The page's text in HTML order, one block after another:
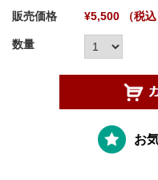
販売価格 ¥5,500 （税込
数量
お